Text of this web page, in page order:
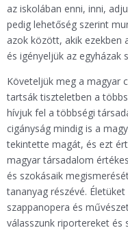
az iskolában enni, inni,
pedig lehetőség szerint
azok között, akik ezekben
és igényeljük az egyházak
Követeljük meg a magyar
tartsák tiszteletben a
hívjuk fel a többségi
cigányság mindig is a
tekintette magát, és ezt
magyar társadalom
és szokásaik
tananyag részévé.
szappanopera és
válasszunk riportereket és